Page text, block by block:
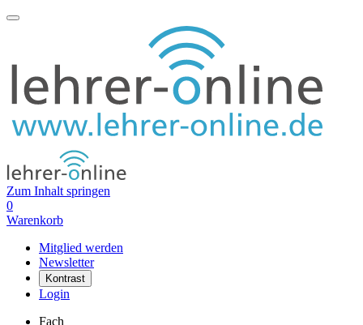
Zum Inhalt springen
0
Warenkorb
Mitglied werden
Newsletter
Kontrast
Login
Fach